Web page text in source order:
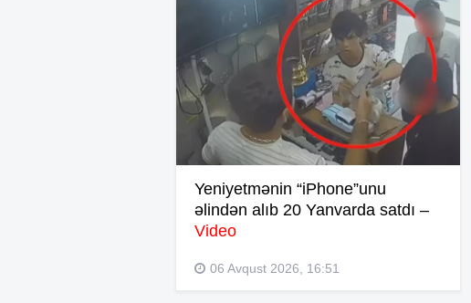
Yeniyetmənin “iPhone”unu
əlindən alıb 20 Yanvarda satdı –
Video
06 Avqust 2026, 16:51